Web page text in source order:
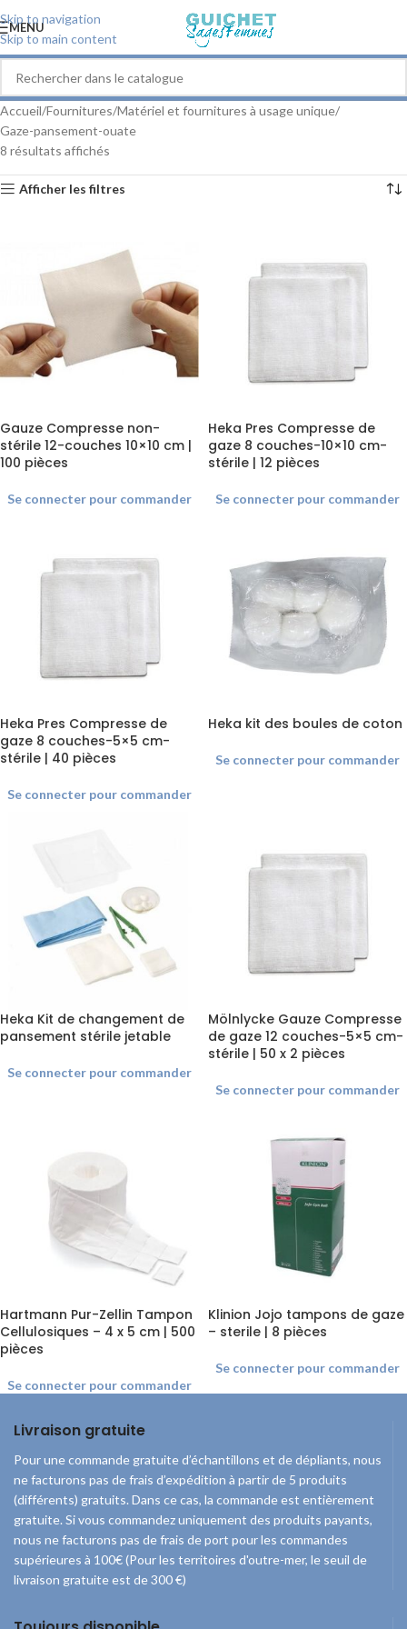
Skip to navigation
Skip to main content
MENU
Accueil Fournitures Matériel et fournitures à usage unique
Gaze-pansement-ouate
8 résultats affichés
Afficher les filtres
Gauze Compresse non-
stérile 12-couches 10×10 cm |
100 pièces
Se connecter pour commander
Heka Pres Compresse de
gaze 8 couches-10×10 cm-
stérile | 12 pièces
Se connecter pour commander
Heka Pres Compresse de
gaze 8 couches-5×5 cm-
stérile | 40 pièces
Se connecter pour commander
Heka kit des boules de coton
Se connecter pour commander
Heka Kit de changement de
pansement stérile jetable
Se connecter pour commander
Mölnlycke Gauze Compresse
de gaze 12 couches-5×5 cm-
stérile | 50 x 2 pièces
Se connecter pour commander
Hartmann Pur-Zellin Tampon
Cellulosiques – 4 x 5 cm | 500
pièces
Se connecter pour commander
Klinion Jojo tampons de gaze
– sterile | 8 pièces
Se connecter pour commander
Livraison gratuite
Pour une commande gratuite d’échantillons et de dépliants, nous
ne facturons pas de frais d’expédition à partir de 5 produits
(différents) gratuits. Dans ce cas, la commande est entièrement
gratuite. Si vous commandez uniquement des produits payants,
nous ne facturons pas de frais de port pour les commandes
supérieures à 100€ (Pour les territoires d'outre-mer, le seuil de
livraison gratuite est de 300 €)